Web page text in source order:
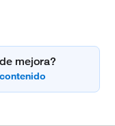
mejora?